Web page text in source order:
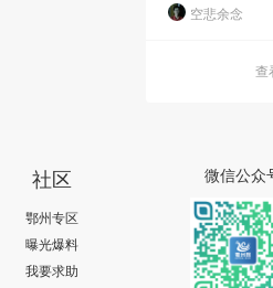
空悲余念
查
社区
鄂州专区
曝光爆料
我要求助
微信公众